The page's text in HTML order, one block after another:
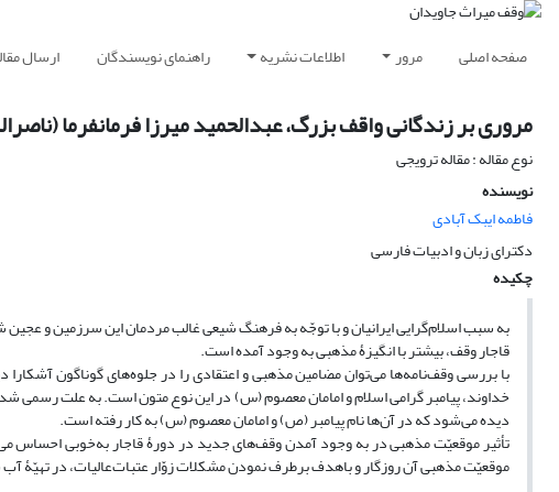
صفحه اصلی مرور اطلاعات نشریه راهنمای نویسندگان ارسال
مروری بر زندگانی واقف بزرگ، عبدالحمید میرزا فرمانفرما
نوع مقاله : مقاله ترویجی
نویسنده
فاطمه ایبک آبادی
دکترای زبان و ادبیات فارسی
چکیده
به سبب اسلام‌گرایی ایرانیان و با توجّه به فرهنگ شیعی غالب مردمان این سرزمین و
قاجار وقف، بیشتر با انگیزۀ مذهبی به وجود آمده است.
با بررسی وقف‌نامه‌ها می‌توان مضامین مذهبی و اعتقادی را در جلوه‌های گوناگون
خداوند، پیامبر گرامی اسلام و امامان معصوم (س) در این نوع متون است. به علت رسمی
دیده می‌شود که در آن‌ها نام پیامبر (ص) و امامان معصوم (س) به کار رفته است.
تأثیر موقعیّت مذهبی در به وجود آمدن وقف‌های جدید در دورۀ قاجار به‌خوبی احساس
موقعیّت مذهبی آن روزگار و باهدف برطرف نمودن مشکلات زوّار عتبات‌عالیات، در تهیّۀ